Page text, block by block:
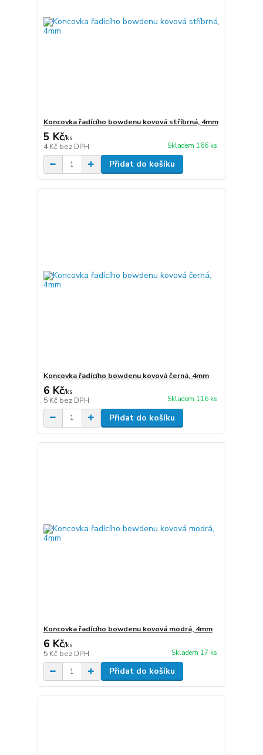
Koncovka řadícího bowdenu kovová stříbrná, 4mm
5 Kč/ks
4 Kč bez DPH Skladem 166 ks
Přidat do košíku
Koncovka řadícího bowdenu kovová černá, 4mm
6 Kč/ks
5 Kč bez DPH Skladem 116 ks
Přidat do košíku
Koncovka řadícího bowdenu kovová modrá, 4mm
6 Kč/ks
5 Kč bez DPH Skladem 17 ks
Přidat do košíku